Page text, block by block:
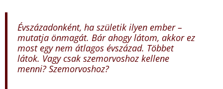
Évszázadonként, ha születik ilyen ember –
mutatja önmagát. Bár ahogy látom, akkor ez
most egy nem átlagos évszázad. Többet
látok. Vagy csak szemorvoshoz kellene
menni? Szemorvoshoz?